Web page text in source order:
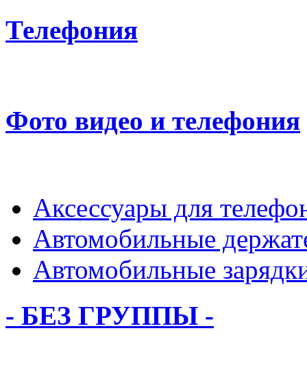
Телефония
Фото видео и телефония
Аксессуары для
Автомобильные
Автомобильные
- БЕЗ ГРУППЫ -